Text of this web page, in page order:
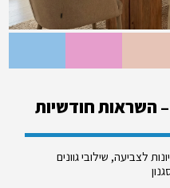
השראות חודשיות
לצביעה, שילובי גוונים